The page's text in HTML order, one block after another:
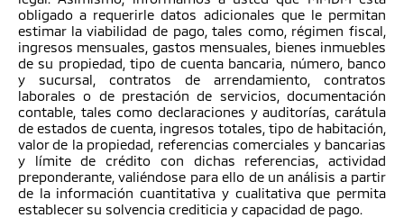
obligado a requerirle datos adicionales que le permitan
estimar la viabilidad de pago, tales como, régimen fiscal,
ingresos mensuales, gastos mensuales, bienes inmuebles
de su propiedad, tipo de cuenta bancaria, número, banco
y sucursal, contratos de arrendamiento, contratos
laborales o de prestación de servicios, documentación
contable, tales como declaraciones y auditorías, carátula
de estados de cuenta, ingresos totales, tipo de habitación,
valor de la propiedad, referencias comerciales y bancarias
y límite de crédito con dichas referencias, actividad
preponderante, valiéndose para ello de un análisis a partir
de la información cuantitativa y cualitativa que permita
establecer su solvencia crediticia y capacidad de pago.